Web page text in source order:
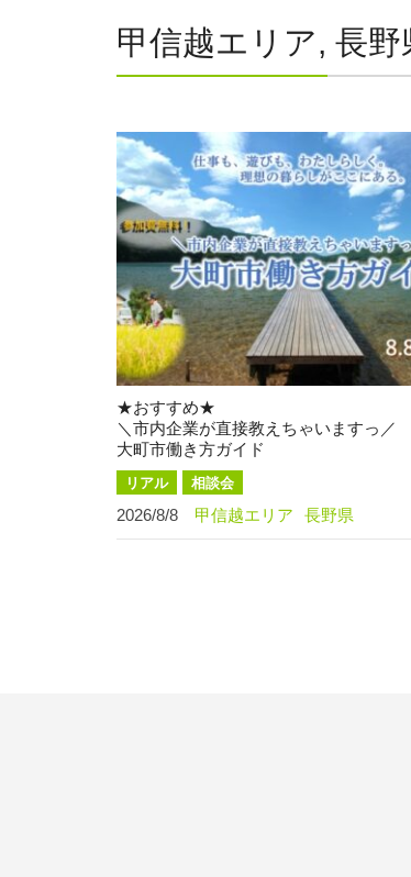
甲信越エリア, 長野
★おすすめ★
＼市内企業が直接教えちゃいますっ／
大町市働き方ガイド
リアル 相談会
2026/8/8 甲信越エリア 長野県